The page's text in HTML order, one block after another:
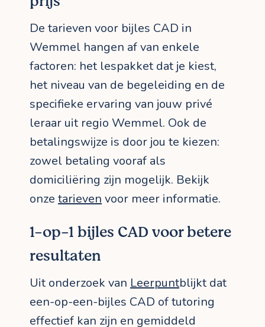
De tarieven voor bijles CAD in
Wemmel hangen af van enkele
factoren: het lespakket dat je kiest,
het niveau van de begeleiding en de
specifieke ervaring van jouw privé
leraar uit regio Wemmel. Ook de
betalingswijze is door jou te kiezen:
zowel betaling vooraf als
domiciliëring zijn mogelijk. Bekijk
onze tarieven voor meer informatie.
1-op-1 bijles CAD voor betere
resultaten
Uit onderzoek van Leerpuntblijkt dat
een-op-een-bijles CAD of tutoring
effectief kan zijn en gemiddeld